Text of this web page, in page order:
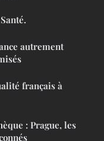
autrement
français à
: Prague, les